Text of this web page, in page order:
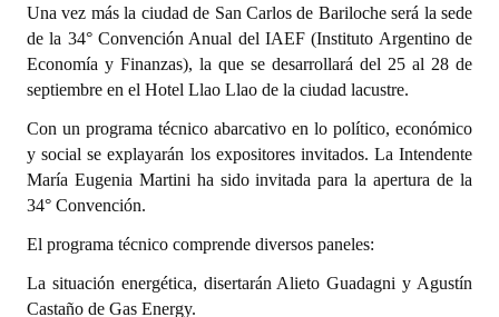
NORMATIVA
Comunicaciones
Resoluciones
Resoluciones de Presidencia
INSTITUCIONAL
Antiguos Pobladores
Una vez más la ciudad de San Carlos de Bariloche será la sede
de la 34° Convención Anual del IAEF (Instituto Argentino de
Economía y Finanzas), la que se desarrollará del 25 al 28 de
septiembre en el Hotel Llao Llao de la ciudad lacustre.
Con un programa técnico abarcativo en lo político, económico
y social se explayarán los expositores invitados. La Intendente
María Eugenia Martini ha sido invitada para la apertura de la
34° Convención.
El programa técnico comprende diversos paneles:
La situación energética, disertarán Alieto Guadagni y Agustín
Castaño de Gas Energy.